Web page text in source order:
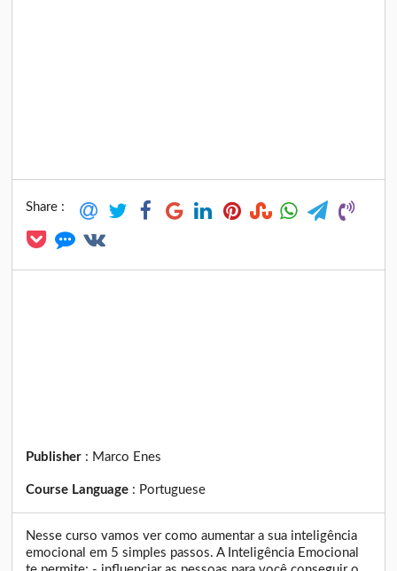
Share :
Publisher : Marco Enes
Course Language : Portuguese
Nesse curso vamos ver como aumentar a sua inteligência
emocional em 5 simples passos. A Inteligência Emocional